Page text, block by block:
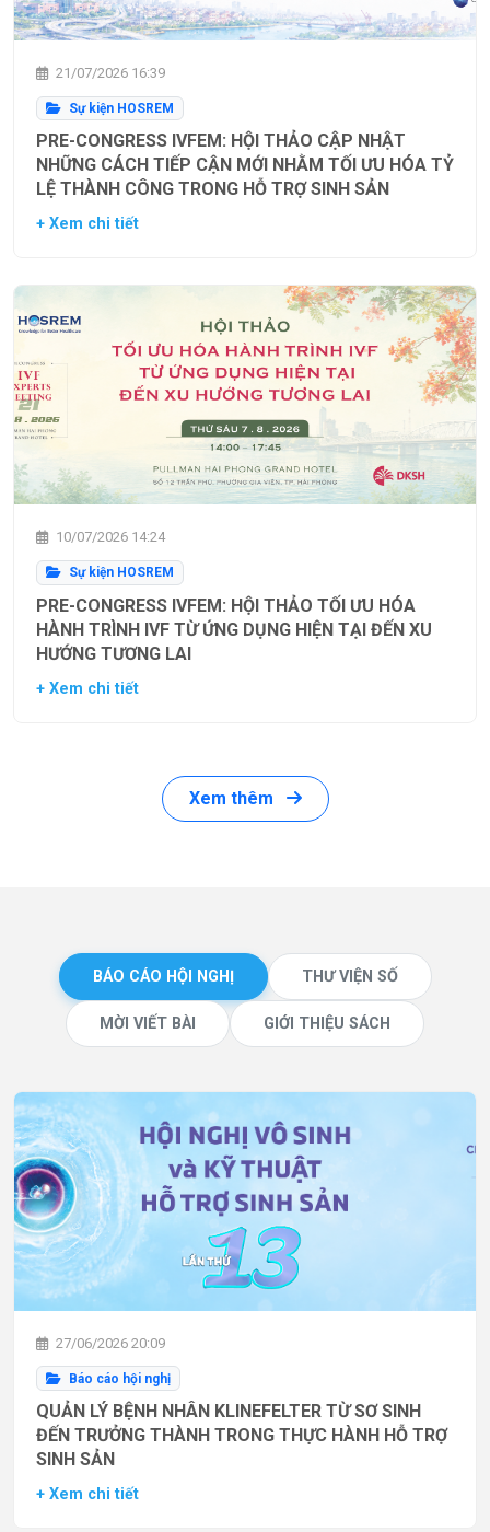
21/07/2026 16:39
Sự kiện HOSREM
PRE-CONGRESS IVFEM: HỘI THẢO CẬP NHẬT
NHỮNG CÁCH TIẾP CẬN MỚI NHẰM TỐI ƯU HÓA TỶ
LỆ THÀNH CÔNG TRONG HỖ TRỢ SINH SẢN
+ Xem chi tiết
10/07/2026 14:24
Sự kiện HOSREM
PRE-CONGRESS IVFEM: HỘI THẢO TỐI ƯU HÓA
HÀNH TRÌNH IVF TỪ ỨNG DỤNG HIỆN TẠI ĐẾN XU
HƯỚNG TƯƠNG LAI
+ Xem chi tiết
Xem thêm
BÁO CÁO HỘI NGHỊ THƯ VIỆN SỐ
MỜI VIẾT BÀI GIỚI THIỆU SÁCH
27/06/2026 20:09
Báo cáo hội nghị
QUẢN LÝ BỆNH NHÂN KLINEFELTER TỪ SƠ SINH
ĐẾN TRƯỞNG THÀNH TRONG THỰC HÀNH HỖ TRỢ
SINH SẢN
+ Xem chi tiết